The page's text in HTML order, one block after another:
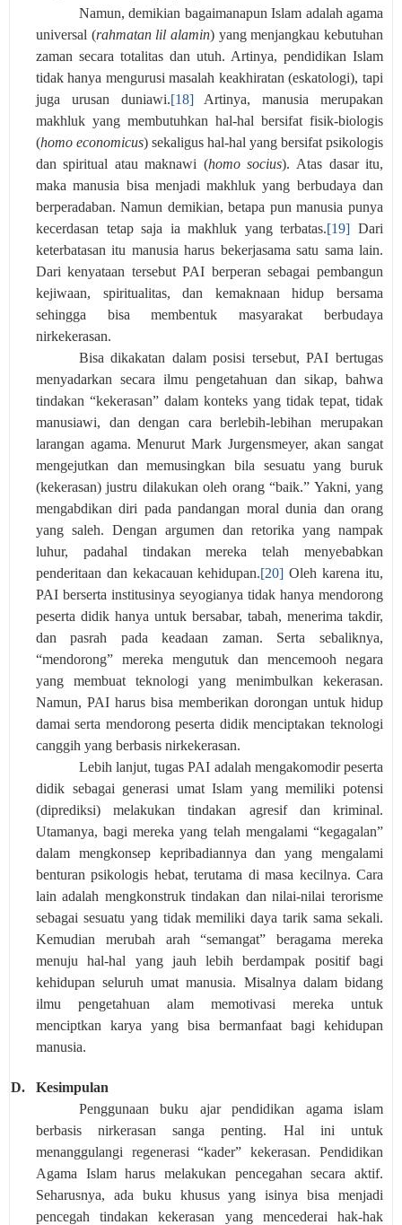
Namun, demikian bagaimanapun Islam adalah agama
universal (rahmatan lil alamin) yang menjangkau kebutuhan
zaman secara totalitas dan utuh. Artinya, pendidikan Islam
tidak hanya mengurusi masalah keakhiratan (eskatologi), tapi
juga urusan duniawi.[18]Artinya, manusia merupakan
makhluk yang membutuhkan hal-hal bersifat fisik-biologis
(homo economicus) sekaligus hal-hal yang bersifat psikologis
dan spiritual atau maknawi (homo socius). Atas dasar itu,
maka manusia bisa menjadi makhluk yang berbudaya dan
berperadaban. Namun demikian, betapa pun manusia punya
kecerdasan tetap saja ia makhluk yang terbatas.[19] Dari
keterbatasan itu manusia harus bekerjasama satu sama lain.
Dari kenyataan tersebut PAI berperan sebagai pembangun
kejiwaan, spiritualitas, dan kemaknaan hidup bersama
sehingga bisa membentuk masyarakat berbudaya
nirkekerasan.
Bisa dikakatan dalam posisi tersebut, PAI bertugas
menyadarkan secara ilmu pengetahuan dan sikap, bahwa
tindakan “kekerasan” dalam konteks yang tidak tepat, tidak
manusiawi, dan dengan cara berlebih-lebihan merupakan
larangan agama. Menurut Mark Jurgensmeyer, akan sangat
mengejutkan dan memusingkan bila sesuatu yang buruk
(kekerasan) justru dilakukan oleh orang “baik.” Yakni, yang
mengabdikan diri pada pandangan moral dunia dan orang
yang saleh. Dengan argumen dan retorika yang nampak
luhur, padahal tindakan mereka telah menyebabkan
penderitaan dan kekacauan kehidupan.[20] Oleh karena itu,
PAI berserta institusinya seyogianya tidak hanya mendorong
peserta didik hanya untuk bersabar, tabah, menerima takdir,
dan pasrah pada keadaan zaman. Serta sebaliknya,
“mendorong” mereka mengutuk dan mencemooh negara
yang membuat teknologi yang menimbulkan kekerasan.
Namun, PAI harus bisa memberikan dorongan untuk hidup
damai serta mendorong peserta didik menciptakan teknologi
canggih yang berbasis nirkekerasan.
Lebih lanjut, tugas PAI adalah mengakomodir peserta
didik sebagai generasi umat Islam yang memiliki potensi
(diprediksi) melakukan tindakan agresif dan kriminal.
Utamanya, bagi mereka yang telah mengalami “kegagalan”
dalam mengkonsep kepribadiannya dan yang mengalami
benturan psikologis hebat, terutama di masa kecilnya. Cara
lain adalah mengkonstruk tindakan dan nilai-nilai terorisme
sebagai sesuatu yang tidak memiliki daya tarik sama sekali.
Kemudian merubah arah “semangat” beragama mereka
menuju hal-hal yang jauh lebih berdampak positif bagi
kehidupan seluruh umat manusia. Misalnya dalam bidang
ilmu pengetahuan alam memotivasi mereka untuk
menciptkan karya yang bisa bermanfaat bagi kehidupan
manusia.
D.
Kesimpulan
Penggunaan buku ajar pendidikan agama islam
berbasis nirkerasan sanga penting. Hal ini untuk
menanggulangi regenerasi “kader” kekerasan. Pendidikan
Agama Islam harus melakukan pencegahan secara aktif.
Seharusnya, ada buku khusus yang isinya bisa menjadi
pencegah tindakan kekerasan yang mencederai hak-hak